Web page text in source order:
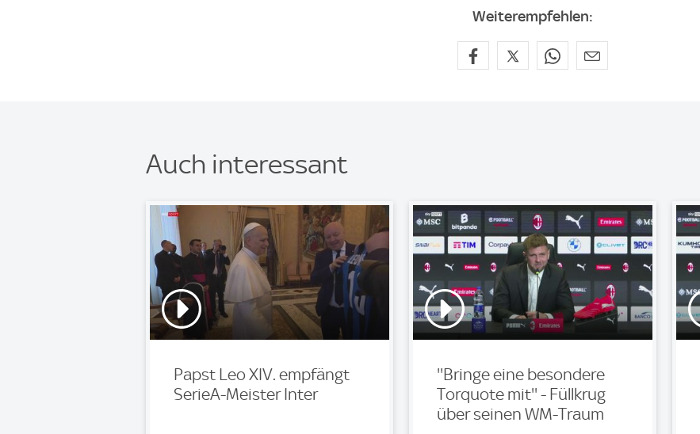
Weiterempfehlen:
Auch interessant
Papst Leo XIV. empfängt
SerieA-Meister Inter
''Bringe eine besondere
Torquote mit'' - Füllkrug
über seinen WM-Traum